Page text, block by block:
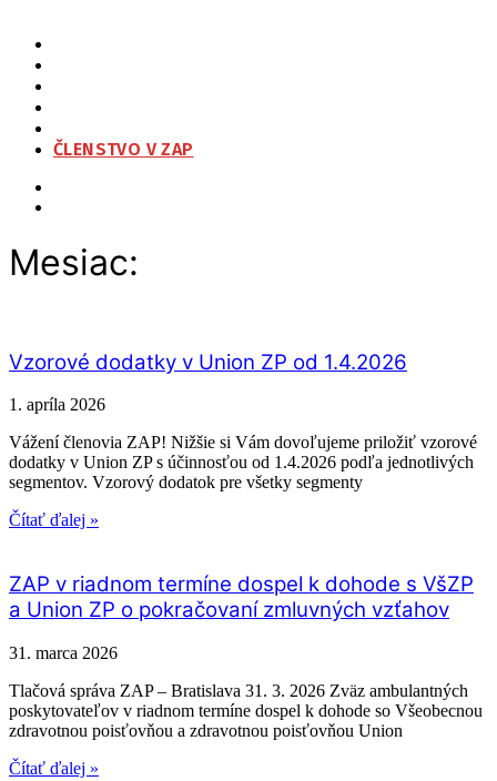
ČLENSTVO V ZAP
Mesiac:
Vzorové dodatky v Union ZP od 1.4.2026
1. apríla 2026
Vážení členovia ZAP! Nižšie si Vám dovoľujeme priložiť vzorové
dodatky v Union ZP s účinnosťou od 1.4.2026 podľa jednotlivých
segmentov. Vzorový dodatok pre všetky segmenty
Čítať ďalej »
ZAP v riadnom termíne dospel k dohode s VšZP
a Union ZP o pokračovaní zmluvných vzťahov
31. marca 2026
Tlačová správa ZAP – Bratislava 31. 3. 2026 Zväz ambulantných
poskytovateľov v riadnom termíne dospel k dohode so Všeobecnou
zdravotnou poisťovňou a zdravotnou poisťovňou Union
Čítať ďalej »